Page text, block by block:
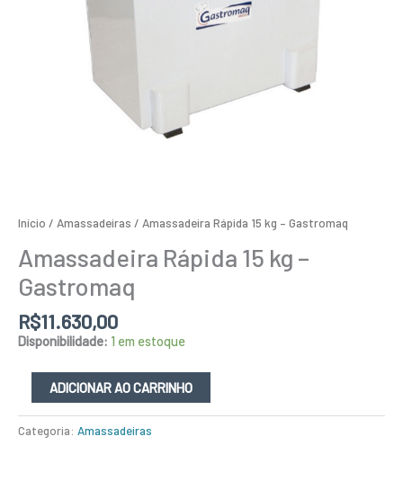
Início / Amassadeiras / Amassadeira Rápida 15 kg – Gastromaq
Amassadeira Rápida 15 kg –
Gastromaq
R$11.630,00
Disponibilidade: 1 em estoque
ADICIONAR AO CARRINHO
Categoria: Amassadeiras